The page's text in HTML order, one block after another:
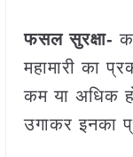
फसल सुरक्षा-
महामारी का
कम या अधिक
उगाकर इनका